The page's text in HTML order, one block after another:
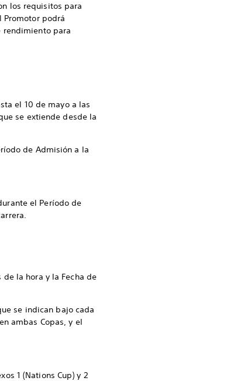
los requisitos para
Promotor podrá
rendimiento para
el 10 de mayo a las
se extiende desde la
de Admisión a la
el Período de
la hora y la Fecha de
se indican bajo cada
ambas Copas, y el
1 (Nations Cup) y 2